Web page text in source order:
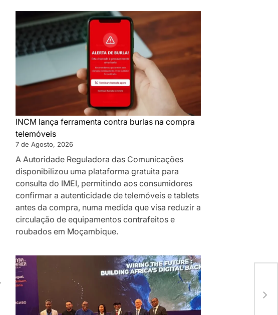
INCM lança ferramenta contra burlas na compra
telemóveis
7 de Agosto, 2026
A Autoridade Reguladora das Comunicações
disponibilizou uma plataforma gratuita para
consulta do IMEI, permitindo aos consumidores
confirmar a autenticidade de telemóveis e tablets
antes da compra, numa medida que visa reduzir a
circulação de equipamentos contrafeitos e
roubados em Moçambique.